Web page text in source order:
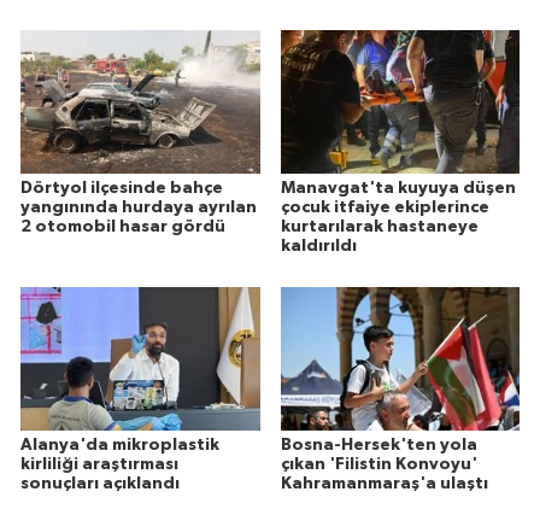
Dörtyol ilçesinde bahçe
yangınında hurdaya ayrılan
2 otomobil hasar gördü
Manavgat'ta kuyuya düşen
çocuk itfaiye ekiplerince
kurtarılarak hastaneye
kaldırıldı
Alanya'da mikroplastik
kirliliği araştırması
sonuçları açıklandı
Bosna-Hersek'ten yola
çıkan 'Filistin Konvoyu'
Kahramanmaraş'a ulaştı